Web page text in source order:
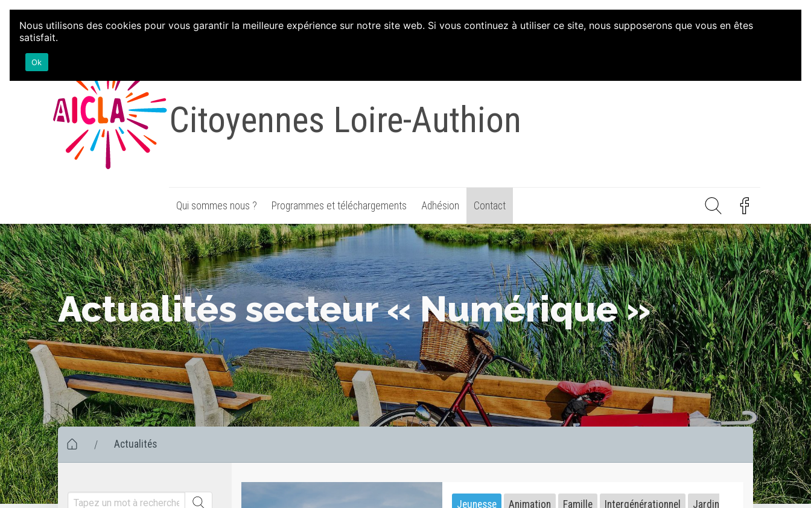
Aller au contenu
Citoyennes Loire-Authion
Qui sommes nous ? Programmes et téléchargements Adhésion Contact
Actualités secteur « Numérique »
/ Actualités
Jeunesse Animation Famille Intergénérationnel
Jardin
Nous utilisons des cookies pour vous garantir la meilleure expérience sur notre site web. Si vous continuez à utiliser ce site, nous supposerons que vous en êtes
satisfait.
Ok